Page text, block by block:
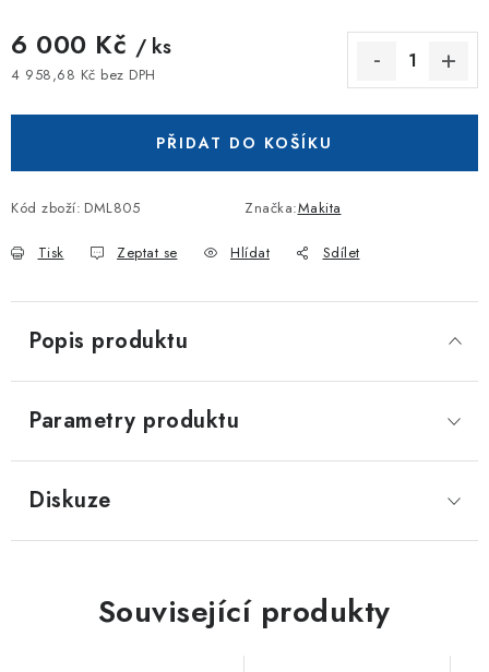
6 000 Kč / ks
4 958,68 Kč bez DPH
PŘIDAT DO KOŠÍKU
Kód zboží: DML805 Značka:Makita
Tisk Zeptat se Hlídat Sdílet
Popis produktu
Parametry produktu
Diskuze
Související produkty